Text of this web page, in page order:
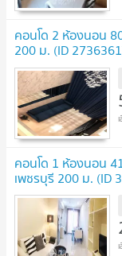
คอนโด 2 ห้องนอน
200 ม. (ID
คอนโด 1 ห้องนอน
เพชรบุรี 200 ม. (ID